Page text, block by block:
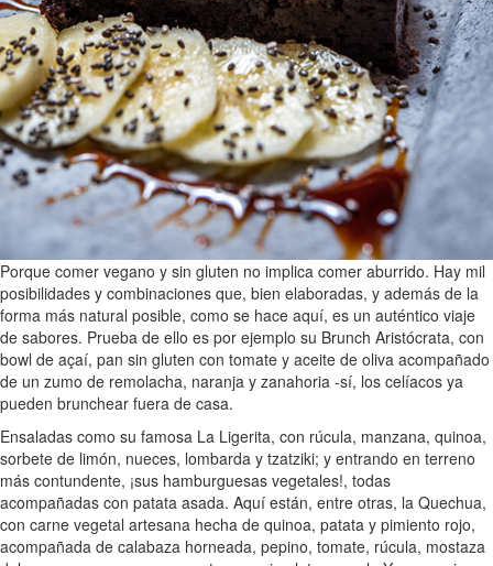
Porque comer vegano y sin gluten no implica comer aburrido. Hay mil
posibilidades y combinaciones que, bien elaboradas, y además de la
forma más natural posible, como se hace aquí, es un auténtico viaje
de sabores. Prueba de ello es por ejemplo su Brunch Aristócrata, con
bowl de açaí, pan sin gluten con tomate y aceite de oliva acompañado
de un zumo de remolacha, naranja y zanahoria -sí, los celíacos ya
pueden brunchear fuera de casa.
Ensaladas como su famosa La Ligerita, con rúcula, manzana, quinoa,
sorbete de limón, nueces, lombarda y tzatziki; y entrando en terreno
más contundente, ¡sus hamburguesas vegetales!, todas
acompañadas con patata asada. Aquí están, entre otras, la Quechua,
con carne vegetal artesana hecha de quinoa, patata y pimiento rojo,
acompañada de calabaza horneada, pepino, tomate, rúcula, mostaza